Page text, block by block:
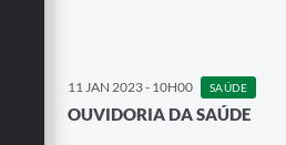
11 JAN 2023 - 10H00 SAÚDE
OUVIDORIA DA SAÚDE